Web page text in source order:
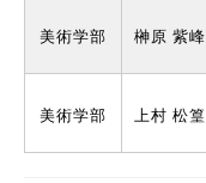
美術学部 榊原 紫峰
美術学部 上村 松篁